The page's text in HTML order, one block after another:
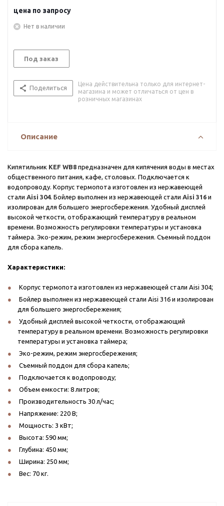
цена по запросу
Нет в наличии
Под заказ
Поделиться
Цена действительна только для интернет-
магазина и может отличаться от цен в
розничных магазинах
Описание
Кипятильник KEF WB8 предназначен для кипячения воды в местах
общественного питания, кафе, столовых. Подключается к
водопроводу. Корпус термопота изготовлен из нержавеющей
стали Aisi 304. Бойлер выполнен из нержавеющей стали Aisi 316 и
изолирован для большего энергосбережения. Удобный дисплей
высокой четкости, отображающий температуру в реальном
времени. Возможность регулировки температуры и установка
таймера. Эко-режим, режим энергосбережения. Съемный поддон
для сбора капель.
Характеристики:
Корпус термопота изготовлен из нержавеющей стали Aisi 304;
Бойлер выполнен из нержавеющей стали Aisi 316 и изолирован
для большего энергосбережения;
Удобный дисплей высокой четкости, отображающий
температуру в реальном времени. Возможность регулировки
температуры и установка таймера;
Эко-режим, режим энергосбережения;
Съемный поддон для сбора капель;
Подключается к водопроводу;
Объем емкости: 8 литров;
Производительность 30 л/час;
Напряжение: 220 В;
Мощность: 3 кВт;
Высота: 590 мм;
Глубина: 450 мм;
Ширина: 250 мм;
Вес: 70 кг.